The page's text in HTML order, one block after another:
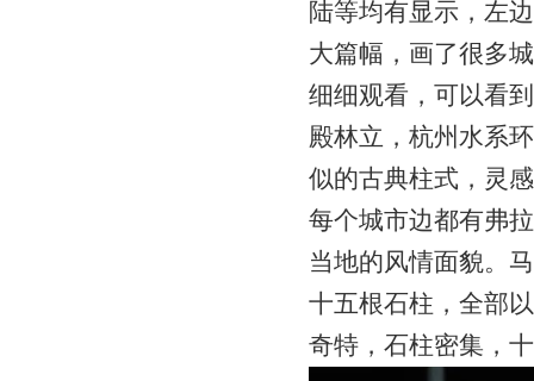
陆等均有显示，左
大篇幅，画了很多
细细观看，可以看
殿林立，杭州水系
似的古典柱式，灵
每个城市边都有弗
当地的风情面貌。
十五根石柱，全部
奇特，石柱密集，